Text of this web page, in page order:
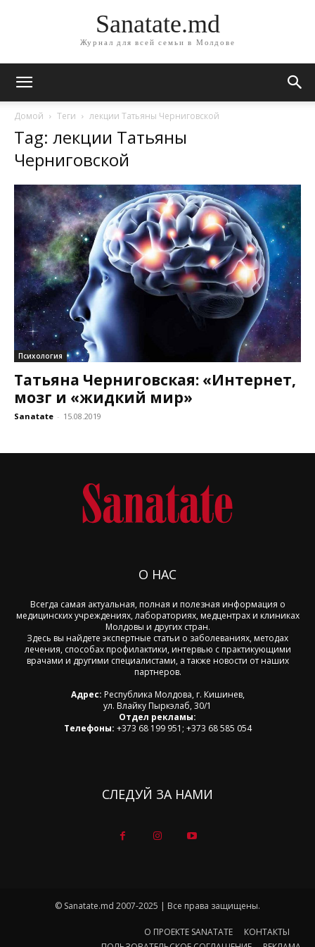
Sanatate.md
Журнал для всей семьи в Молдове
Домой Теги лекции Татьяны Черниговской
Tag: лекции Татьяны
Черниговской
Психология
Татьяна Черниговская: «Интернет,
мозг и «жидкий мир»
Sanatate - 15.08.2019
О НАС
Всегда самая актуальная, полная и полезная информация о
медицинских учреждениях, лабораториях, медцентрах и клиниках
Молдовы и других стран.
Здесь вы найдете экспертные статьи о заболеваниях, методах
лечения, способах профилактики, интервью с практикующими
врачами и другими специалистами, а также новости от наших
партнеров.
Адрес: Республика Молдова, г. Кишинев,
ул. Влайку Пыркэлаб, 30/1
Отдел рекламы:
Телефоны: +373 68 199 951; +373 68 585 054
СЛЕДУЙ ЗА НАМИ
© Sanatate.md 2007-2025 | Все права защищены.
О ПРОЕКТЕ SANATATE
КОНТАКТЫ